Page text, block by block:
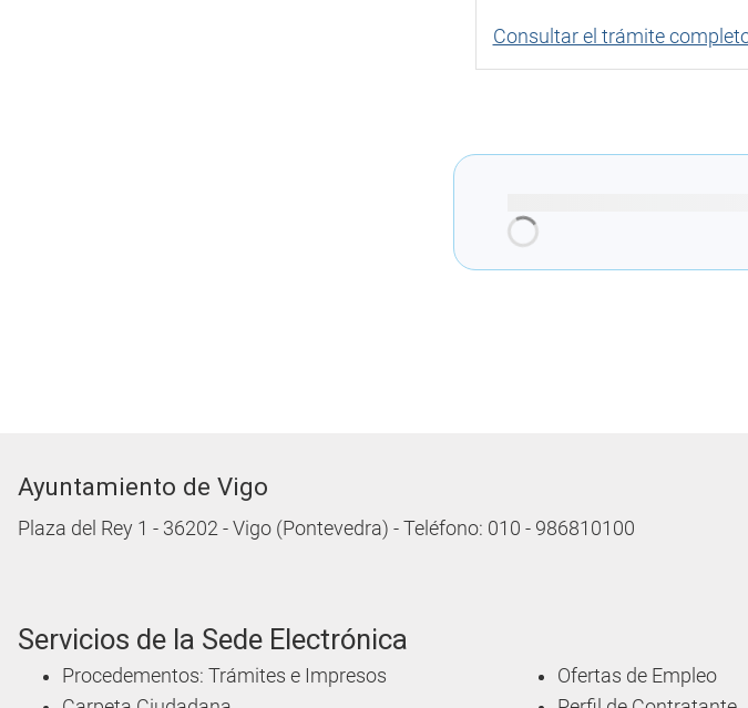
Consultar el trámite
Cargando recomendaciones
Ayuntamiento de Vigo
Plaza del Rey 1 - 36202 - Vigo (Pontevedra) - Teléfono: 010 - 986810100
Servicios de la Sede Electrónica
Procedementos: Trámites e Impresos
Ofertas de Empleo